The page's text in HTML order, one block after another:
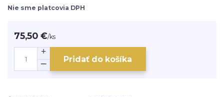
Nie sme platcovia DPH
75,50 €/ks
Pridať do košíka